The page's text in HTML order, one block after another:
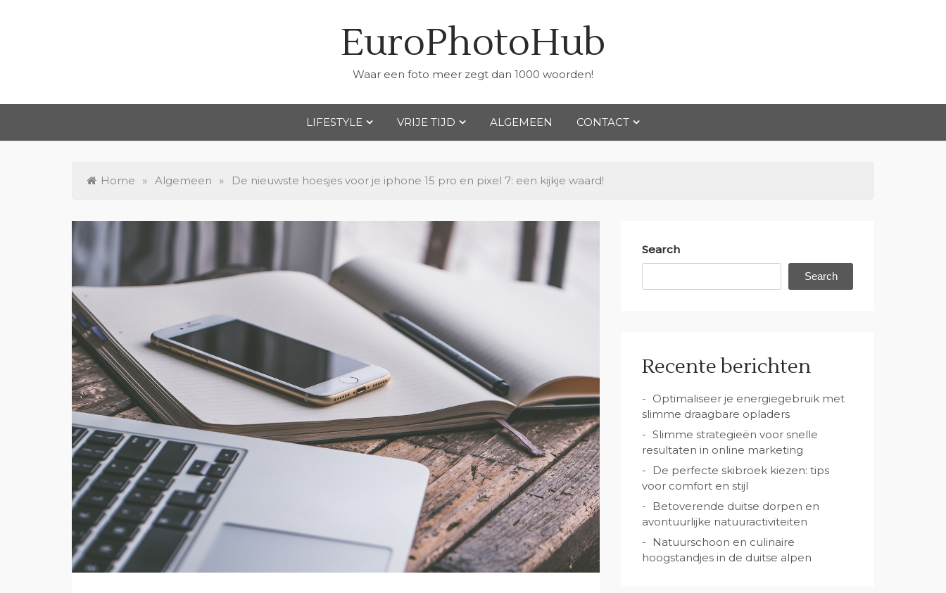
EuroPhotoHub
Waar een foto meer zegt dan 1000 woorden!
LIFESTYLE VRIJE TIJD ALGEMEEN CONTACT
Home » Algemeen » De nieuwste hoesjes voor je iphone 15 pro en pixel 7: een kijkje waard!
Search
Search
Recente berichten
Optimaliseer je energiegebruik met
slimme draagbare opladers
Slimme strategieën voor snelle
resultaten in online marketing
De perfecte skibroek kiezen: tips
voor comfort en stijl
Betoverende duitse dorpen en
avontuurlijke natuuractiviteiten
Natuurschoon en culinaire
hoogstandjes in de duitse alpen